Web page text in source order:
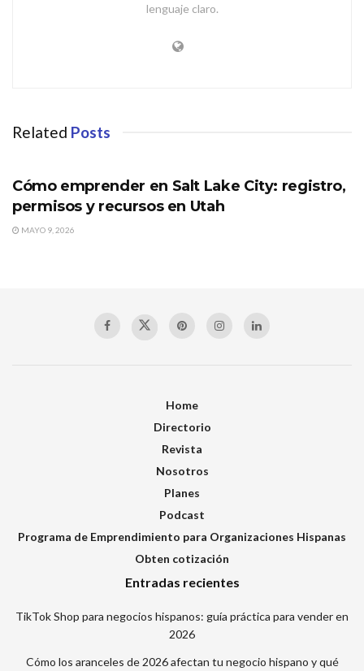
lenguaje claro.
Related Posts
Cómo emprender en Salt Lake City: registro,
permisos y recursos en Utah
MAYO 9, 2026
Home
Directorio
Revista
Nosotros
Planes
Podcast
Programa de Emprendimiento para Organizaciones Hispanas
Obten cotización
Entradas recientes
TikTok Shop para negocios hispanos: guía práctica para vender en
2026
Cómo los aranceles de 2026 afectan tu negocio hispano y qué